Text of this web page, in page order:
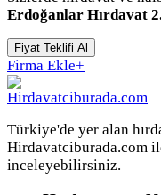
Erdoğanlar Hırdavat
Fiyat Teklifi Al
Firma Ekle+
Türkiye'de yer alan
Hirdavatciburada.com
inceleyebilirsiniz.